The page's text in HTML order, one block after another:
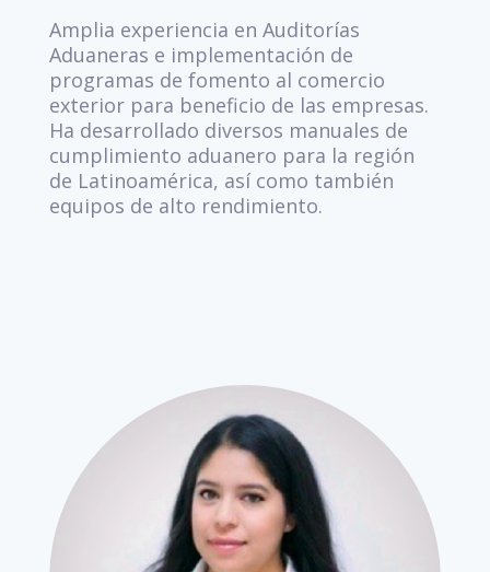
Amplia experiencia en Auditorías
Aduaneras e implementación de
programas de fomento al comercio
exterior para beneficio de las empresas.
Ha desarrollado diversos manuales de
cumplimiento aduanero para la región
de Latinoamérica, así como también
equipos de alto rendimiento.